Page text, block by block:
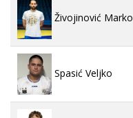
Živojinović Marko
Spasić Veljko